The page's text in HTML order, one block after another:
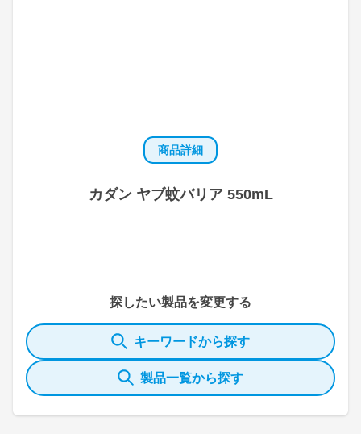
商品詳細
カダン ヤブ蚊バリア 550mL
探したい製品を変更する
キーワードから探す
製品一覧から探す